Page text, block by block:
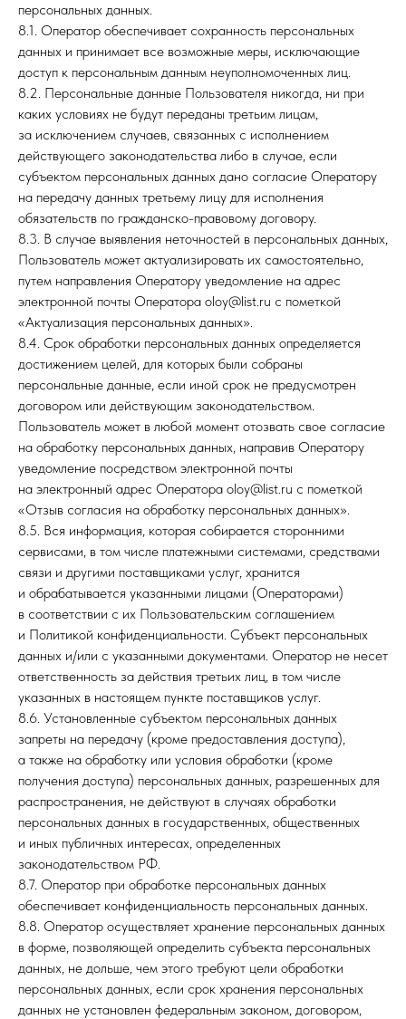
персональных данных.
8.1. Оператор обеспечивает сохранность персональных
данных и принимает все возможные меры, исключающие
доступ к персональным данным неуполномоченных лиц.
8.2. Персональные данные Пользователя никогда, ни при
каких условиях не будут переданы третьим лицам,
за исключением случаев, связанных с исполнением
действующего законодательства либо в случае, если
субъектом персональных данных дано согласие Оператору
на передачу данных третьему лицу для исполнения
обязательств по гражданско-правовому договору.
8.3. В случае выявления неточностей в персональных данных,
Пользователь может актуализировать их самостоятельно,
путем направления Оператору уведомление на адрес
электронной почты Оператора oloy@list.ru с пометкой
«Актуализация персональных данных».
8.4. Срок обработки персональных данных определяется
достижением целей, для которых были собраны
персональные данные, если иной срок не предусмотрен
договором или действующим законодательством.
Пользователь может в любой момент отозвать свое согласие
на обработку персональных данных, направив Оператору
уведомление посредством электронной почты
на электронный адрес Оператора oloy@list.ru с пометкой
«Отзыв согласия на обработку персональных данных».
8.5. Вся информация, которая собирается сторонними
сервисами, в том числе платежными системами, средствами
связи и другими поставщиками услуг, хранится
и обрабатывается указанными лицами (Операторами)
в соответствии с их Пользовательским соглашением
и Политикой конфиденциальности. Субъект персональных
данных и/или с указанными документами. Оператор не несет
ответственность за действия третьих лиц, в том числе
указанных в настоящем пункте поставщиков услуг.
8.6. Установленные субъектом персональных данных
запреты на передачу (кроме предоставления доступа),
а также на обработку или условия обработки (кроме
получения доступа) персональных данных, разрешенных для
распространения, не действуют в случаях обработки
персональных данных в государственных, общественных
и иных публичных интересах, определенных
законодательством РФ.
8.7. Оператор при обработке персональных данных
обеспечивает конфиденциальность персональных данных.
8.8. Оператор осуществляет хранение персональных данных
в форме, позволяющей определить субъекта персональных
данных, не дольше, чем этого требуют цели обработки
персональных данных, если срок хранения персональных
данных не установлен федеральным законом, договором,